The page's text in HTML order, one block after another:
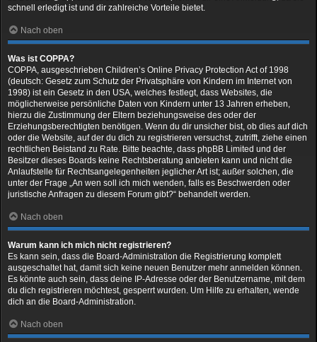
schnell erledigt ist und dir zahlreiche Vorteile bietet.
Nach oben
Was ist COPPA?
COPPA, ausgeschrieben Children’s Online Privacy Protection Act of 1998
(deutsch: Gesetz zum Schutz der Privatsphäre von Kindern im Internet von
1998) ist ein Gesetz in den USA, welches festlegt, dass Websites, die
möglicherweise persönliche Daten von Kindern unter 13 Jahren erheben,
hierzu die Zustimmung der Eltern beziehungsweise des oder der
Erziehungsberechtigten benötigen. Wenn du dir unsicher bist, ob dies auf dich
oder die Website, auf der du dich zu registrieren versuchst, zutrifft, ziehe einen
rechtlichen Beistand zu Rate. Bitte beachte, dass phpBB Limited und der
Besitzer dieses Boards keine Rechtsberatung anbieten kann und nicht die
Anlaufstelle für Rechtsangelegenheiten jeglicher Art ist; außer solchen, die
unter der Frage „An wen soll ich mich wenden, falls es Beschwerden oder
juristische Anfragen zu diesem Forum gibt?“ behandelt werden.
Nach oben
Warum kann ich mich nicht registrieren?
Es kann sein, dass die Board-Administration die Registrierung komplett
ausgeschaltet hat, damit sich keine neuen Benutzer mehr anmelden können.
Es könnte auch sein, dass deine IP-Adresse oder der Benutzername, mit dem
du dich registrieren möchtest, gesperrt wurden. Um Hilfe zu erhalten, wende
dich an die Board-Administration.
Nach oben